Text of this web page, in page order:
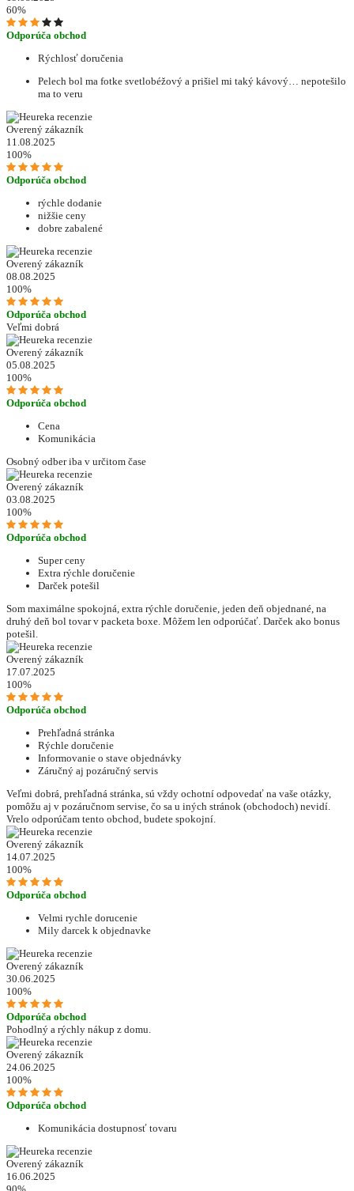
60%
Odporúča obchod
Rýchlosť doručenia
Pelech bol ma fotke svetlobéžový a prišiel mi taký kávový… nepotešilo
ma to veru
Overený zákazník
11.08.2025
100%
Odporúča obchod
rýchle dodanie
nižšie ceny
dobre zabalené
Overený zákazník
08.08.2025
100%
Odporúča obchod
Veľmi dobrá
Overený zákazník
05.08.2025
100%
Odporúča obchod
Cena
Komunikácia
Osobný odber iba v určitom čase
Overený zákazník
03.08.2025
100%
Odporúča obchod
Super ceny
Extra rýchle doručenie
Darček potešil
Som maximálne spokojná, extra rýchle doručenie, jeden deň objednané, na
druhý deň bol tovar v packeta boxe. Môžem len odporúčať. Darček ako bonus
potešil.
Overený zákazník
17.07.2025
100%
Odporúča obchod
Prehľadná stránka
Rýchle doručenie
Informovanie o stave objednávky
Záručný aj pozáručný servis
Veľmi dobrá, prehľadná stránka, sú vždy ochotní odpovedať na vaše otázky,
pomôžu aj v pozáručnom servise, čo sa u iných stránok (obchodoch) nevidí.
Vrelo odporúčam tento obchod, budete spokojní.
Overený zákazník
14.07.2025
100%
Odporúča obchod
Velmi rychle dorucenie
Mily darcek k objednavke
Overený zákazník
30.06.2025
100%
Odporúča obchod
Pohodlný a rýchly nákup z domu.
Overený zákazník
24.06.2025
100%
Odporúča obchod
Komunikácia dostupnosť tovaru
Overený zákazník
16.06.2025